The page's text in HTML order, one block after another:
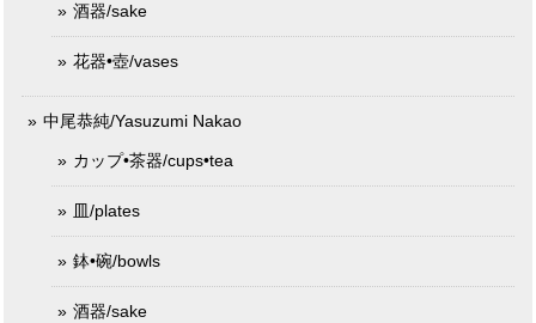
酒器/sake
花器•壺/vases
中尾恭純/Yasuzumi Nakao
カップ•茶器/cups•tea
皿/plates
鉢•碗/bowls
酒器/sake